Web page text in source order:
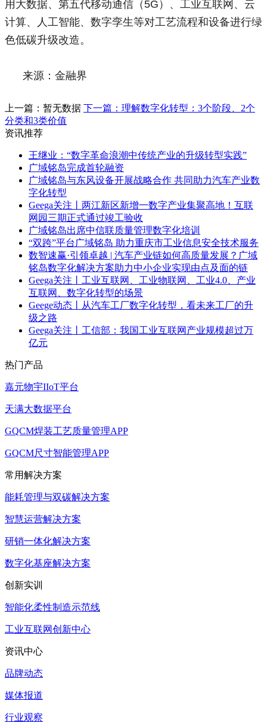
用大数据、第五代移动通信（5G）、工业互联网、云
计算、人工智能、数字孪生等对工艺流程和设备进行绿
色低碳升级改造。
来源：金融界
上一篇：暂无数据 下一篇：理解数字化转型：3个阶段、2个
分类和3类价值
资讯推荐
王继业：“数字革命浪潮中传统产业的升级转型实践”
广域铭岛完成首轮融资
广域铭岛与东风设备开展战略合作 共同助力汽车产业数
字化转型
Geega关注丨两江新区新增一数字产业集聚高地！互联
网园三期正式通过竣工验收
广域铭岛出席中信联质量管理数字化培训
“双跨”平台广域铭岛 助力重庆市工业信息安全技术服务
数智速赢·引领卓越 | 汽车产业链如何高质量发展？广域
铭岛数字化解决方案助力中小企业实现由点及面的链
Geega关注丨工业互联网、工业物联网、工业4.0、产业
互联网、数字化转型的场景
Geege动态丨从汽车工厂数字化转型，看未来工厂的升
级之路
Geega关注丨工信部：我国工业互联网产业规模超过万
亿元
热门产品
嘉元物宇IIoT平台
天满大数据平台
GQCM焊装工艺质量管理APP
GQCM尺寸智能管理APP
常用解决方案
能耗管理与双碳解决方案
智慧运营解决方案
研销一体化解决方案
数字化基座解决方案
创新实训
智能化柔性制造示范线
工业互联网创新中心
资讯中心
品牌动态
媒体报道
行业观察